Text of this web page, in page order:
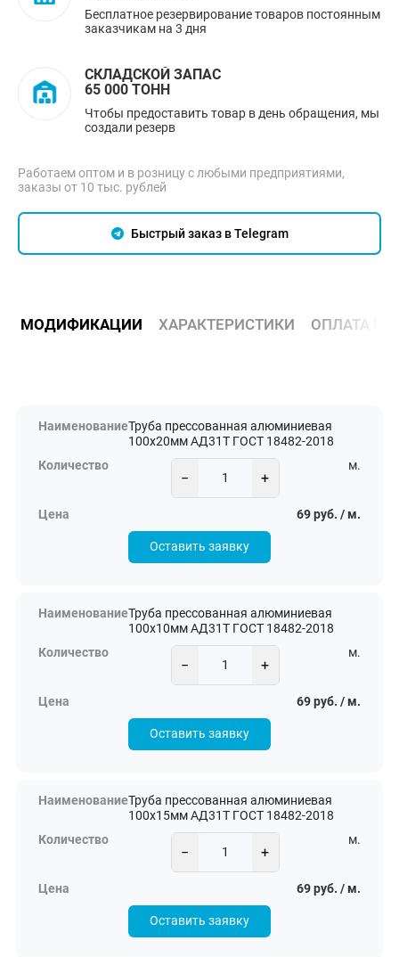
Бесплатное резервирование товаров постоянным
заказчикам на 3 дня
СКЛАДСКОЙ ЗАПАС
65 000 ТОНН
Чтобы предоставить товар в день обращения, мы
создали резерв
Работаем оптом и в розницу с любыми предприятиями,
заказы от 10 тыс. рублей
Быстрый заказ в Telegram
МОДИФИКАЦИИ ХАРАКТЕРИСТИКИ ОПЛАТА И
Труба прессованная алюминиевая
100х20мм АД31Т ГОСТ 18482-2018
− +
м.
69 руб. / м.
Оставить заявку
Труба прессованная алюминиевая
100х10мм АД31Т ГОСТ 18482-2018
− +
м.
69 руб. / м.
Оставить заявку
Труба прессованная алюминиевая
100х15мм АД31Т ГОСТ 18482-2018
− +
м.
69 руб. / м.
Оставить заявку